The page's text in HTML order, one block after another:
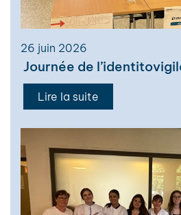
26 juin 2026
Journée de
Lire la suite